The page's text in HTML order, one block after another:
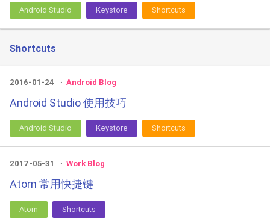
Android Studio Keystore Shortcuts
Shortcuts
2016-01-24 Android Blog
Android Studio 使用技巧
Android Studio Keystore Shortcuts
2017-05-31 Work Blog
Atom 常用快捷键
Atom Shortcuts